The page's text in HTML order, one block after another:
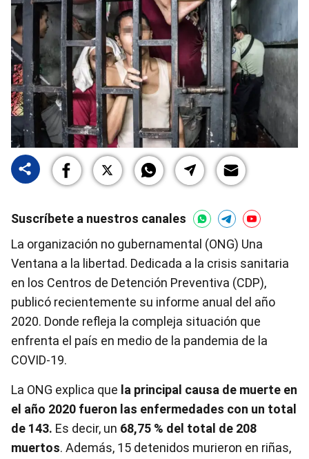
Suscríbete a nuestros canales
La organización no gubernamental (ONG) Una
Ventana a la libertad. Dedicada a la crisis sanitaria
en los Centros de Detención Preventiva (CDP),
publicó recientemente su informe anual del año
2020. Donde refleja la compleja situación que
enfrenta el país en medio de la pandemia de la
COVID-19.
La ONG explica que la principal causa de muerte en
el año 2020 fueron las enfermedades con un total
de 143. Es decir, un 68,75 % del total de 208
muertos. Además, 15 detenidos murieron en riñas,